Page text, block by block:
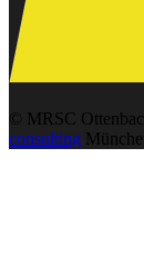
© MRSC
consulting